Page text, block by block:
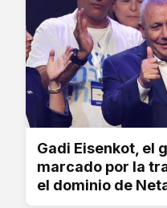
Gadi Eisenkot, el
marcado por la
el dominio de